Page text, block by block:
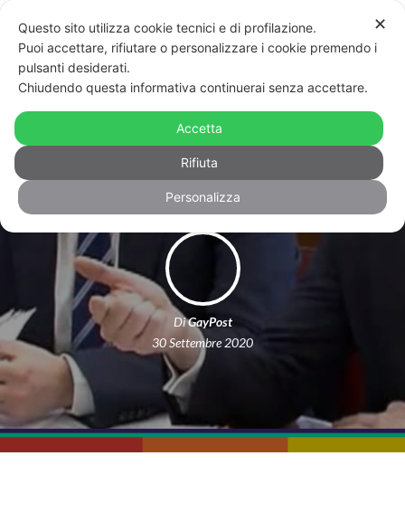
Legge Zan, si comincia il 20 ottobre:
“Approviamola il 22”
DiGayPost
30 Settembre 2020
✕
Questo sito utilizza cookie tecnici e di profilazione.
Puoi accettare, rifiutare o personalizzare i cookie premendo i
pulsanti desiderati.
Chiudendo questa informativa continuerai senza accettare.
Accetta
Rifiuta
Personalizza